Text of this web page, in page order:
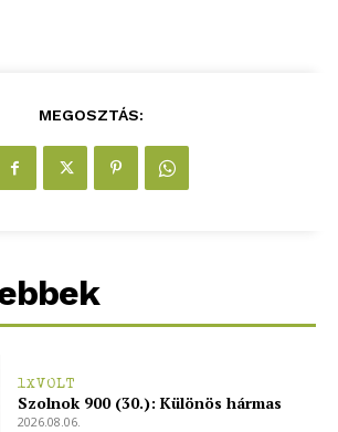
MEGOSZTÁS:
1XVOLT
Szolnok 900 (30.): Különös hármas
2026.08.06.